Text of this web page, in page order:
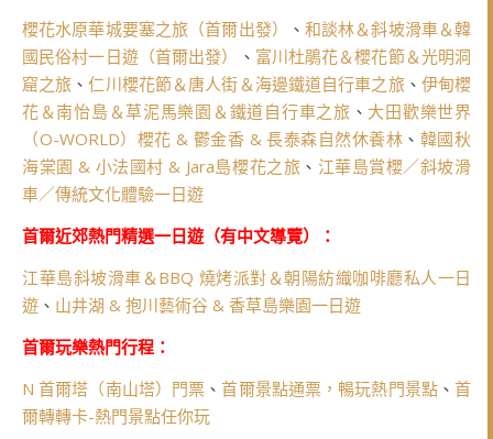
櫻花水原華城要塞之旅（首爾出發）
、 和談林＆斜坡滑車＆韓
國民俗村一日遊（首爾出發）
、 富川杜鵑花＆櫻花節＆光明洞
窟之旅 、仁川櫻花節＆唐人街＆海邊鐵道自行車之旅、 伊甸櫻
花＆南怡島＆草泥馬樂園＆鐵道自行車之旅 、 大田歡樂世界
（O-WORLD）櫻花 & 鬱金香 & 長泰森自然休養林 、 韓國秋
海棠園 & 小法國村 & Jara島櫻花之旅 、 江華島賞櫻／斜坡滑
車／傳統文化體驗一日遊
首爾近郊熱門精選一日遊（有中文導覽）：
江華島斜坡滑車＆BBQ 燒烤派對＆朝陽紡織咖啡廳私人一日
遊 、 山井湖 & 抱川藝術谷 & 香草島樂園一日遊
首爾玩樂熱門行程：
N 首爾塔（南山塔）門票 、首爾景點通票，暢玩熱門景點、首
爾轉轉卡-熱門景點任你玩